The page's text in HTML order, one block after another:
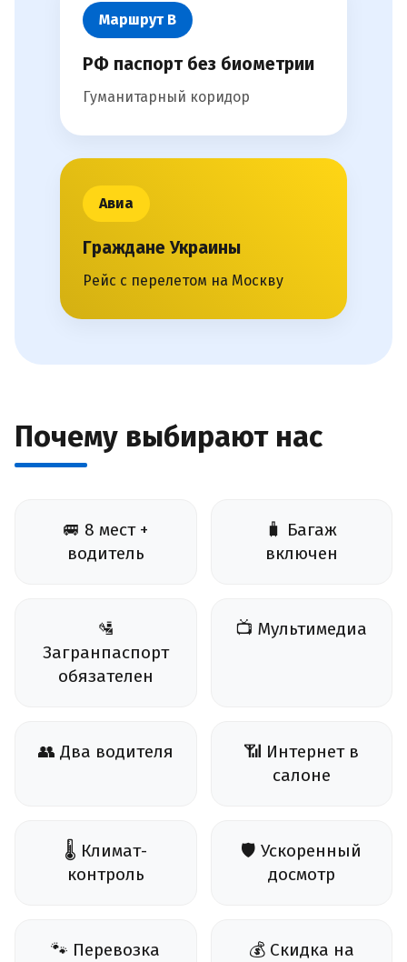
Маршрут В
РФ паспорт без биометрии
Гуманитарный коридор
Авиа
Граждане Украины
Рейс с перелетом на Москву
Почему выбирают нас
🚐 8 мест +
водитель
🧳 Багаж
включен
🛂
Загранпаспорт
обязателен
📺 Мультимедиа
👥 Два водителя
📶 Интернет в
салоне
🌡️ Климат-
контроль
🛡️ Ускоренный
досмотр
🐾 Перевозка
💰 Скидка на